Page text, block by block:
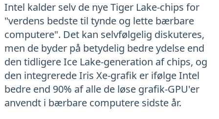
Intel kalder selv de nye Tiger Lake-chips for
"verdens bedste til tynde og lette bærbare
computere". Det kan selvfølgelig diskuteres,
men de byder på betydelig bedre ydelse end
den tidligere Ice Lake-generation af chips, og
den integrerede Iris Xe-grafik er ifølge Intel
bedre end 90% af alle de løse grafik-GPU'er
anvendt i bærbare computere sidste år.